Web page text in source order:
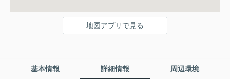
地図アプリで見る
基本情報 詳細情報 周辺環境